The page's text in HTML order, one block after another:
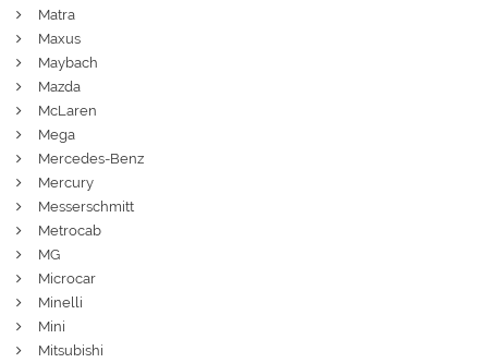
Matra
Maxus
Maybach
Mazda
McLaren
Mega
Mercedes-Benz
Mercury
Messerschmitt
Metrocab
MG
Microcar
Minelli
Mini
Mitsubishi